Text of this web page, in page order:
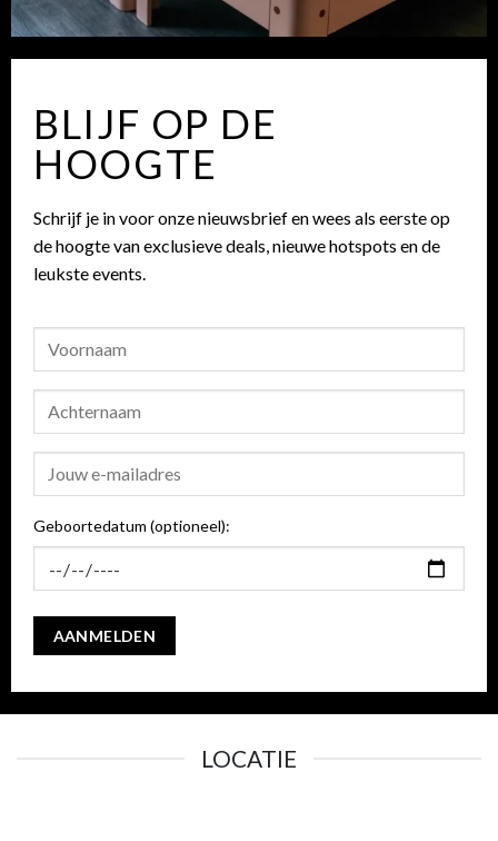
BLIJF OP DE
HOOGTE
Schrijf je in voor onze nieuwsbrief en wees als eerste op
de hoogte van exclusieve deals, nieuwe hotspots en de
leukste events.
Geboortedatum (optioneel):
LOCATIE